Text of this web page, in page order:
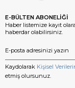
E-BÜLTEN ABONELİĞİ
Haber listemize kayıt
haberdar olabilirsiniz.
Kaydolarak Kişisel
etmiş olursunuz.